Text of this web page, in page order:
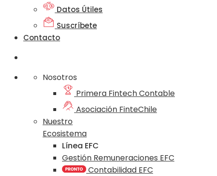
Datos Útiles
Suscríbete
Contacto
Nosotros
Primera Fintech Contable
Asociación FinteChile
Nuestro
Ecosistema
Línea EFC
Gestión Remuneraciones EFC
Contabilidad EFC